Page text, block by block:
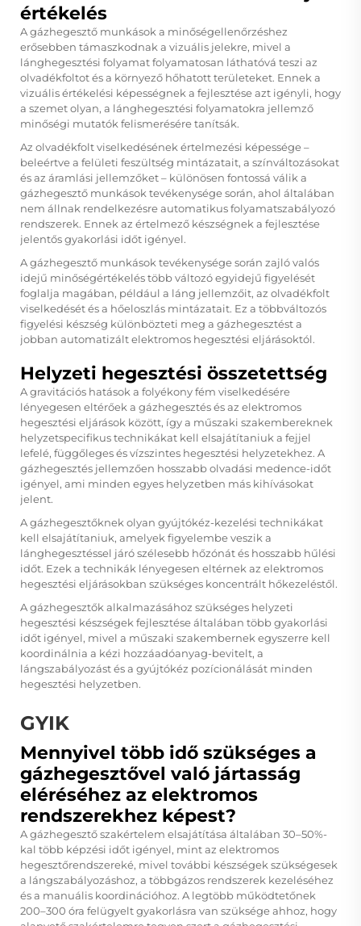
értékelés
A gázhegesztő munkások a minőségellenőrzéshez
erősebben támaszkodnak a vizuális jelekre, mivel a
lánghegesztési folyamat folyamatosan láthatóvá teszi az
olvadékfoltot és a környező hőhatott területeket. Ennek a
vizuális értékelési képességnek a fejlesztése azt igényli, hogy
a szemet olyan, a lánghegesztési folyamatokra jellemző
minőségi mutatók felismerésére tanítsák.
Az olvadékfolt viselkedésének értelmezési képessége –
beleértve a felületi feszültség mintázatait, a színváltozásokat
és az áramlási jellemzőket – különösen fontossá válik a
gázhegesztő munkások tevékenysége során, ahol általában
nem állnak rendelkezésre automatikus folyamatszabályozó
rendszerek. Ennek az értelmező készségnek a fejlesztése
jelentős gyakorlási időt igényel.
A gázhegesztő munkások tevékenysége során zajló valós
idejű minőségértékelés több változó egyidejű figyelését
foglalja magában, például a láng jellemzőit, az olvadékfolt
viselkedését és a hőeloszlás mintázatait. Ez a többváltozós
figyelési készség különbözteti meg a gázhegesztést a
jobban automatizált elektromos hegesztési eljárásoktól.
Helyzeti hegesztési összetettség
A gravitációs hatások a folyékony fém viselkedésére
lényegesen eltérőek a gázhegesztés és az elektromos
hegesztési eljárások között, így a műszaki szakembereknek
helyzetspecifikus technikákat kell elsajátítaniuk a fejjel
lefelé, függőleges és vízszintes hegesztési helyzetekhez. A
gázhegesztés jellemzően hosszabb olvadási medence-időt
igényel, ami minden egyes helyzetben más kihívásokat
jelent.
A gázhegesztőknek olyan gyújtókéz-kezelési technikákat
kell elsajátítaniuk, amelyek figyelembe veszik a
lánghegesztéssel járó szélesebb hőzónát és hosszabb hűlési
időt. Ezek a technikák lényegesen eltérnek az elektromos
hegesztési eljárásokban szükséges koncentrált hőkezeléstől.
A gázhegesztők alkalmazásához szükséges helyzeti
hegesztési készségek fejlesztése általában több gyakorlási
időt igényel, mivel a műszaki szakembernek egyszerre kell
koordinálnia a kézi hozzáadóanyag-bevitelt, a
lángszabályozást és a gyújtókéz pozícionálását minden
hegesztési helyzetben.
GYIK
Mennyivel több idő szükséges a
gázhegesztővel való jártasság
eléréséhez az elektromos
rendszerekhez képest?
A gázhegesztő szakértelem elsajátítása általában 30–50%-
kal több képzési időt igényel, mint az elektromos
hegesztőrendszereké, mivel további készségek szükségesek
a lángszabályozáshoz, a többgázos rendszerek kezeléséhez
és a manuális koordinációhoz. A legtöbb működtetőnek
200–300 óra felügyelt gyakorlásra van szüksége ahhoz, hogy